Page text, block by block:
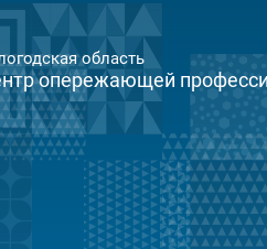
область
опережающей